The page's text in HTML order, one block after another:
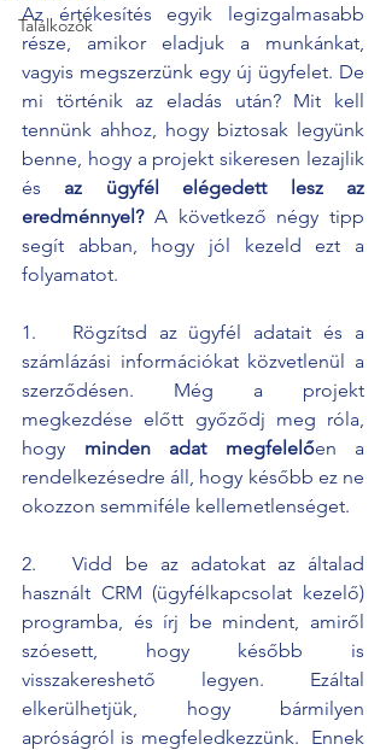
Találkozók
Az értékesítés egyik legizgalmasabb
része, amikor eladjuk a munkánkat,
vagyis megszerzünk egy új ügyfelet. De
mi történik az eladás után? Mit kell
tennünk ahhoz, hogy biztosak legyünk
benne, hogy a projekt sikeresen lezajlik
és az ügyfél elégedett lesz az
eredménnyel? A következő négy tipp
segít abban, hogy jól kezeld ezt a
folyamatot.
1.   Rögzítsd az ügyfél adatait és a
számlázási információkat közvetlenül a
szerződésen. Még a projekt
megkezdése előtt győződj meg róla,
hogy minden adat megfelelően a
rendelkezésedre áll, hogy később ez ne
okozzon semmiféle kellemetlenséget.
2.   Vidd be az adatokat az általad
használt CRM (ügyfélkapcsolat kezelő)
programba, és írj be mindent, amiről
szóesett, hogy később is
visszakereshető legyen. Ezáltal
elkerülhetjük, hogy bármilyen
apróságról is megfeledkezzünk.  Ennek